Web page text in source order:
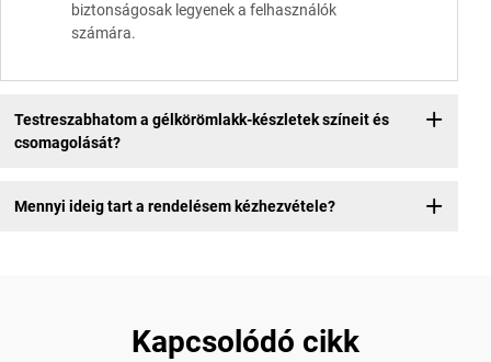
biztonságosak legyenek a felhasználók
számára.
Testreszabhatom a gélkörömlakk-készletek színeit és
csomagolását?
Mennyi ideig tart a rendelésem kézhezvétele?
Kapcsolódó cikk